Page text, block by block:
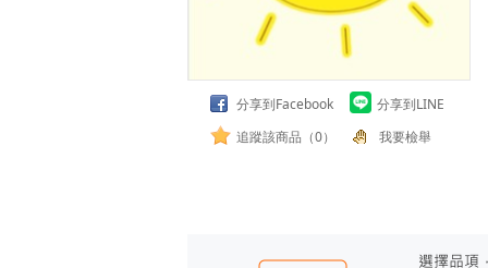
分享到Facebook
分享到LINE
追蹤該商品（0）
我要檢舉